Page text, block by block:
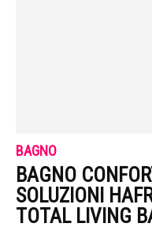
BAGNO
BAGNO
SOLUZIONI
TOTAL LIVING